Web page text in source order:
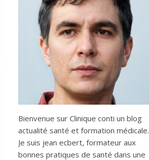
Bienvenue sur Clinique conti un blog
actualité santé et formation médicale.
Je suis jean ecbert, formateur aux
bonnes pratiques de santé dans une